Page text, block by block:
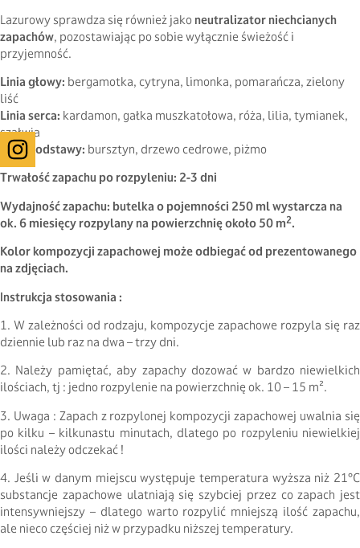
Lazurowy sprawdza się również jako neutralizator niechcianych
zapachów, pozostawiając po sobie wyłącznie świeżość i
przyjemność.
Linia głowy: bergamotka, cytryna, limonka, pomarańcza, zielony
liść
Linia serca: kardamon, gałka muszkatołowa, róża, lilia, tymianek,
szałwia
Linia podstawy: bursztyn, drzewo cedrowe, piżmo
Trwałość zapachu po rozpyleniu: 2-3 dni
Wydajność zapachu: butelka o pojemności 250 ml wystarcza na
ok. 6 miesięcy rozpylany na powierzchnię około 50 m2.
Kolor kompozycji zapachowej może odbiegać od prezentowanego
na zdjęciach.
Instrukcja stosowania :
1. W zależności od rodzaju, kompozycje zapachowe rozpyla się raz
dziennie lub raz na dwa – trzy dni.
2. Należy pamiętać, aby zapachy dozować w bardzo niewielkich
ilościach, tj : jedno rozpylenie na powierzchnię ok. 10 – 15 m².
3. Uwaga : Zapach z rozpylonej kompozycji zapachowej uwalnia się
po kilku – kilkunastu minutach, dlatego po rozpyleniu niewielkiej
ilości należy odczekać !
4. Jeśli w danym miejscu występuje temperatura wyższa niż 21°C
substancje zapachowe ulatniają się szybciej przez co zapach jest
intensywniejszy – dlatego warto rozpylić mniejszą ilość zapachu,
ale nieco częściej niż w przypadku niższej temperatury.